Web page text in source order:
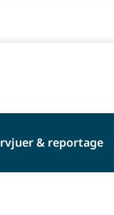
& reportage